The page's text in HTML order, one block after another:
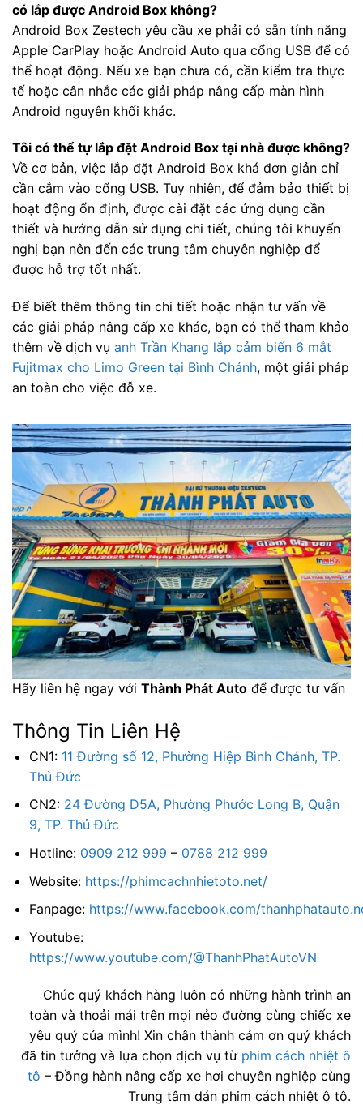
có lắp được Android Box không?
Android Box Zestech yêu cầu xe phải có sẵn tính năng
Apple CarPlay hoặc Android Auto qua cổng USB để có
thể hoạt động. Nếu xe bạn chưa có, cần kiểm tra thực
tế hoặc cân nhắc các giải pháp nâng cấp màn hình
Android nguyên khối khác.
Tôi có thể tự lắp đặt Android Box tại nhà được không?
Về cơ bản, việc lắp đặt Android Box khá đơn giản chỉ
cần cắm vào cổng USB. Tuy nhiên, để đảm bảo thiết bị
hoạt động ổn định, được cài đặt các ứng dụng cần
thiết và hướng dẫn sử dụng chi tiết, chúng tôi khuyến
nghị bạn nên đến các trung tâm chuyên nghiệp để
được hỗ trợ tốt nhất.
Để biết thêm thông tin chi tiết hoặc nhận tư vấn về
các giải pháp nâng cấp xe khác, bạn có thể tham khảo
thêm về dịch vụ anh Trần Khang lắp cảm biến 6 mắt
Fujitmax cho Limo Green tại Bình Chánh, một giải pháp
an toàn cho việc đỗ xe.
Hãy liên hệ ngay với Thành Phát Auto để được tư vấn
Thông Tin Liên Hệ
CN1: 11 Đường số 12, Phường Hiệp Bình Chánh, TP.
Thủ Đức
CN2: 24 Đường D5A, Phường Phước Long B, Quận
9, TP. Thủ Đức
Hotline: 0909 212 999 – 0788 212 999
Website: https://phimcachnhietoto.net/
Fanpage: https://www.facebook.com/
Youtube:
https://www.youtube.com/@ThanhPhatAutoVN
Chúc quý khách hàng luôn có những hành trình an
toàn và thoải mái trên mọi nẻo đường cùng chiếc xe
yêu quý của mình! Xin chân thành cảm ơn quý khách
đã tin tưởng và lựa chọn dịch vụ từ phim cách nhiệt ô
tô – Đồng hành nâng cấp xe hơi chuyên nghiệp cùng
Trung tâm dán phim cách nhiệt ô tô.